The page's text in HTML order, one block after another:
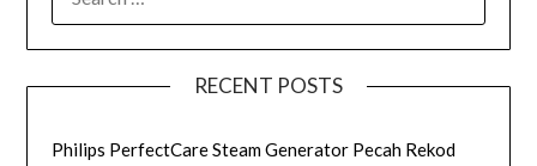
FOR:
RECENT POSTS
Philips PerfectCare Steam Generator Pecah Rekod